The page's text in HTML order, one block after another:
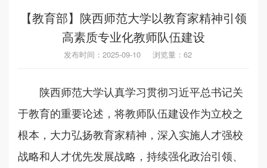
【教育部】陕西师范大学以教育家精神引领
高素质专业化教师队伍建设
发布时间：2025-09-10 浏览量： 62
陕西师范大学认真学习贯彻习近平总书记关
于教育的重要论述，将教师队伍建设作为立校之
根本，大力弘扬教育家精神，深入实施人才强校
战略和人才优先发展战略，持续强化政治引领、